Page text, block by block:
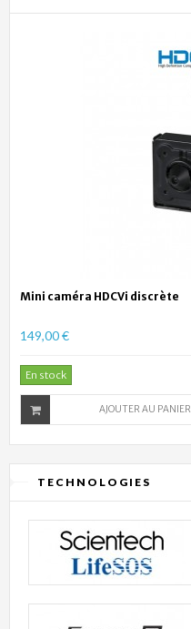
Mini caméra HDCVi discrète
149,00 €
En stock
AJOUTER AU PANIER
TECHNOLOGIES